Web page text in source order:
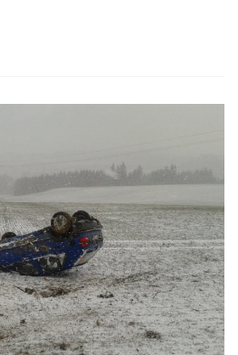
přechodový rituál ohně“